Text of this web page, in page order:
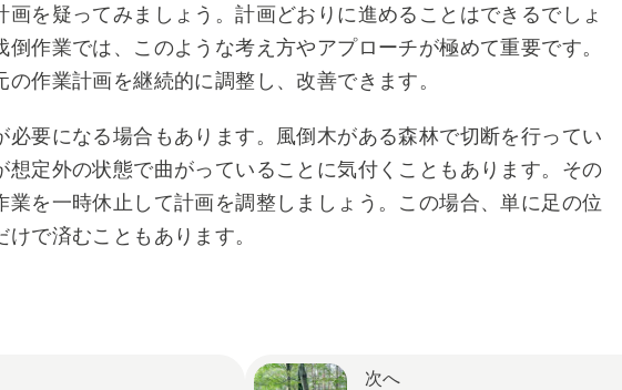
画を疑ってみましょう。計画どおりに進めることはできるでしょ
倒作業では、このような考え方やアプローチが極めて重要です。
の作業計画を継続的に調整し、改善できます。
必要になる場合もあります。風倒木がある森林で切断を行ってい
想定外の状態で曲がっていることに気付くこともあります。その
業を一時休止して計画を調整しましょう。この場合、単に足の位
で済むこともあります。
次へ